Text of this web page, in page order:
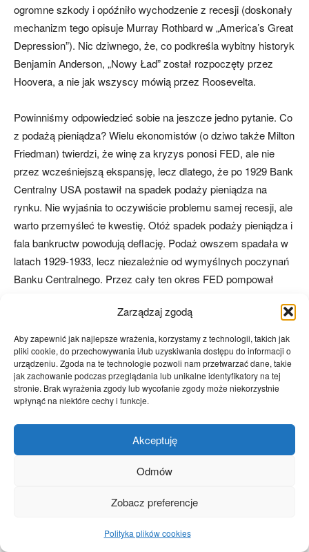
Zarządzaj zgodą
Aby zapewnić jak najlepsze wrażenia, korzystamy z technologii, takich jak
pliki cookie, do przechowywania i/lub uzyskiwania dostępu do informacji o
urządzeniu. Zgoda na te technologie pozwoli nam przetwarzać dane, takie
jak zachowanie podczas przeglądania lub unikalne identyfikatory na tej
stronie. Brak wyrażenia zgody lub wycofanie zgody może niekorzystnie
wpłynąć na niektóre cechy i funkcje.
Akceptuję
Odmów
Zobacz preferencje
Polityka plików cookies
ogromne szkody i opóźniło wychodzenie z recesji (doskonały
mechanizm tego opisuje Murray Rothbard w „America’s Great
Depression”). Nic dziwnego, że, co podkreśla wybitny historyk
Benjamin Anderson, „Nowy Ład” został rozpoczęty przez
Hoovera, a nie jak wszyscy mówią przez Roosevelta.
Powinniśmy odpowiedzieć sobie na jeszcze jedno pytanie. Co
z podażą pieniądza? Wielu ekonomistów (o dziwo także Milton
Friedman) twierdzi, że winę za kryzys ponosi FED, ale nie
przez wcześniejszą ekspansję, lecz dlatego, że po 1929 Bank
Centralny USA postawił na spadek podaży pieniądza na
rynku. Nie wyjaśnia to oczywiście problemu samej recesji, ale
warto przemyśleć te kwestię. Otóż spadek podaży pieniądza i
fala bankructw powodują deflację. Podaż owszem spadała w
latach 1929-1933, lecz niezależnie od wymyślnych poczynań
Banku Centralnego. Przez cały ten okres FED pompował
wprowadzał więcej rezerw w banki komercyjne. Jak wiemy
już z wcześniejszych rozważań, przynosi to więcej
zamieszania i strat niż pożytku. Podaż kurczyła się z
obiektywnych przyczyn, a bankructwa musiały nastąpić.
Dalsza inflacja niczego nie mogła zmienić. Stopa procentowa
została obniżona z 6 procent do 1,5. Na niewiele się to zdało –
analogicznie wpompowano dodatkowe pieniądze w banki
zmniejszając obowiązkowe rezerwy. Dla przykładu w ciągu
pierwszego miesiąca Bank Centralny dodał 300 milionów
dolarów bankom. Podaż pieniądza na rynku i tak malała, gdyż
czasie otrzymaniem kredytu, a po drugie ludzie chcieli
odzyskiwać swoje pieniądze.